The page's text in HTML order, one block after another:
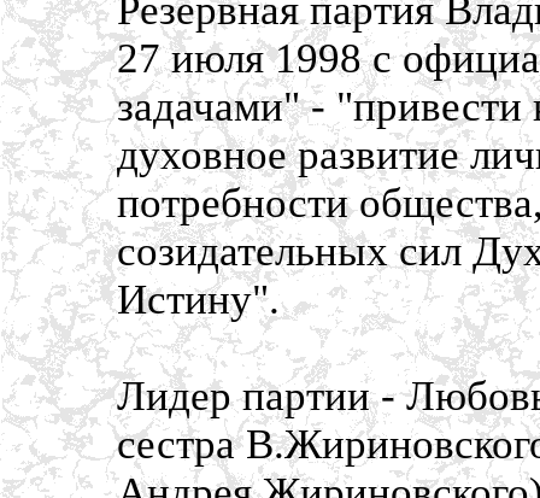
Резервная партия
27 июля 1998 с
задачами" -
духовное развитие
потребности
созидательных сил
Истину".
Лидер партии -
сестра